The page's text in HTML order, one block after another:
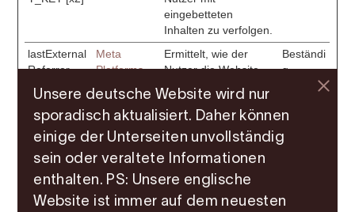
eingebetteten
Inhalten zu verfolgen.
lastExternal
Referrer
[x2]
Meta
Platforms,
welcome.liv
e
Ermittelt, wie der
Nutzer die Website
erreicht hat, indem
seine letzte URL-
Adresse registriert
wird.
Beständi
g
lastExternal
ReferrerTim
e [x2]
Meta
Platforms,
Inc.
welcome.liv
Ermittelt, wie der
Nutzer die Website
erreicht hat, indem
seine letzte URL-
Unsere deutsche Website wird nur
sporadisch aktualisiert. Daher können
einige der Unterseiten unvollständig
sein oder veraltete Informationen
enthalten. PS: Unsere englische
Website ist immer auf dem neuesten